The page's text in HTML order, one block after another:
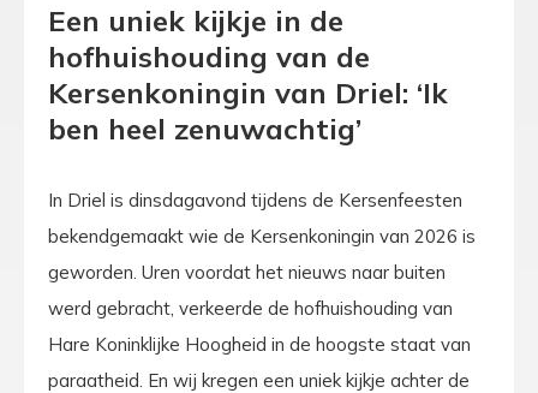
Een uniek kijkje in de
hofhuishouding van de
Kersenkoningin van Driel: ‘Ik
ben heel zenuwachtig’
In Driel is dinsdagavond tijdens de Kersenfeesten
bekendgemaakt wie de Kersenkoningin van 2026 is
geworden. Uren voordat het nieuws naar buiten
werd gebracht, verkeerde de hofhuishouding van
Hare Koninklijke Hoogheid in de hoogste staat van
paraatheid. En wij kregen een uniek kijkje achter de